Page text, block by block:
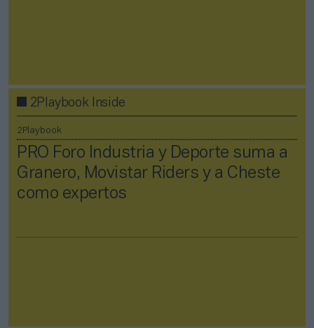
2Playbook Inside
2Playbook
PRO Foro Industria y Deporte suma a
Granero, Movistar Riders y a Cheste
como expertos